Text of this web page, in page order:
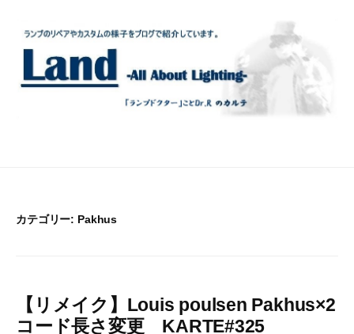
カテゴリー: Pakhus
【リメイク】Louis poulsen Pakhus×2
コード長さ変更 KARTE#325